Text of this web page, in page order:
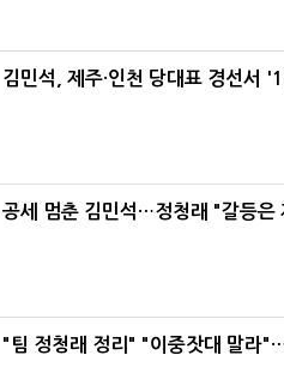
김민석, 제주·인천 당대표 경선서
공세 멈춘 김민석…정청래 "갈등은
"팀 정청래 정리" "이중잣대 말라